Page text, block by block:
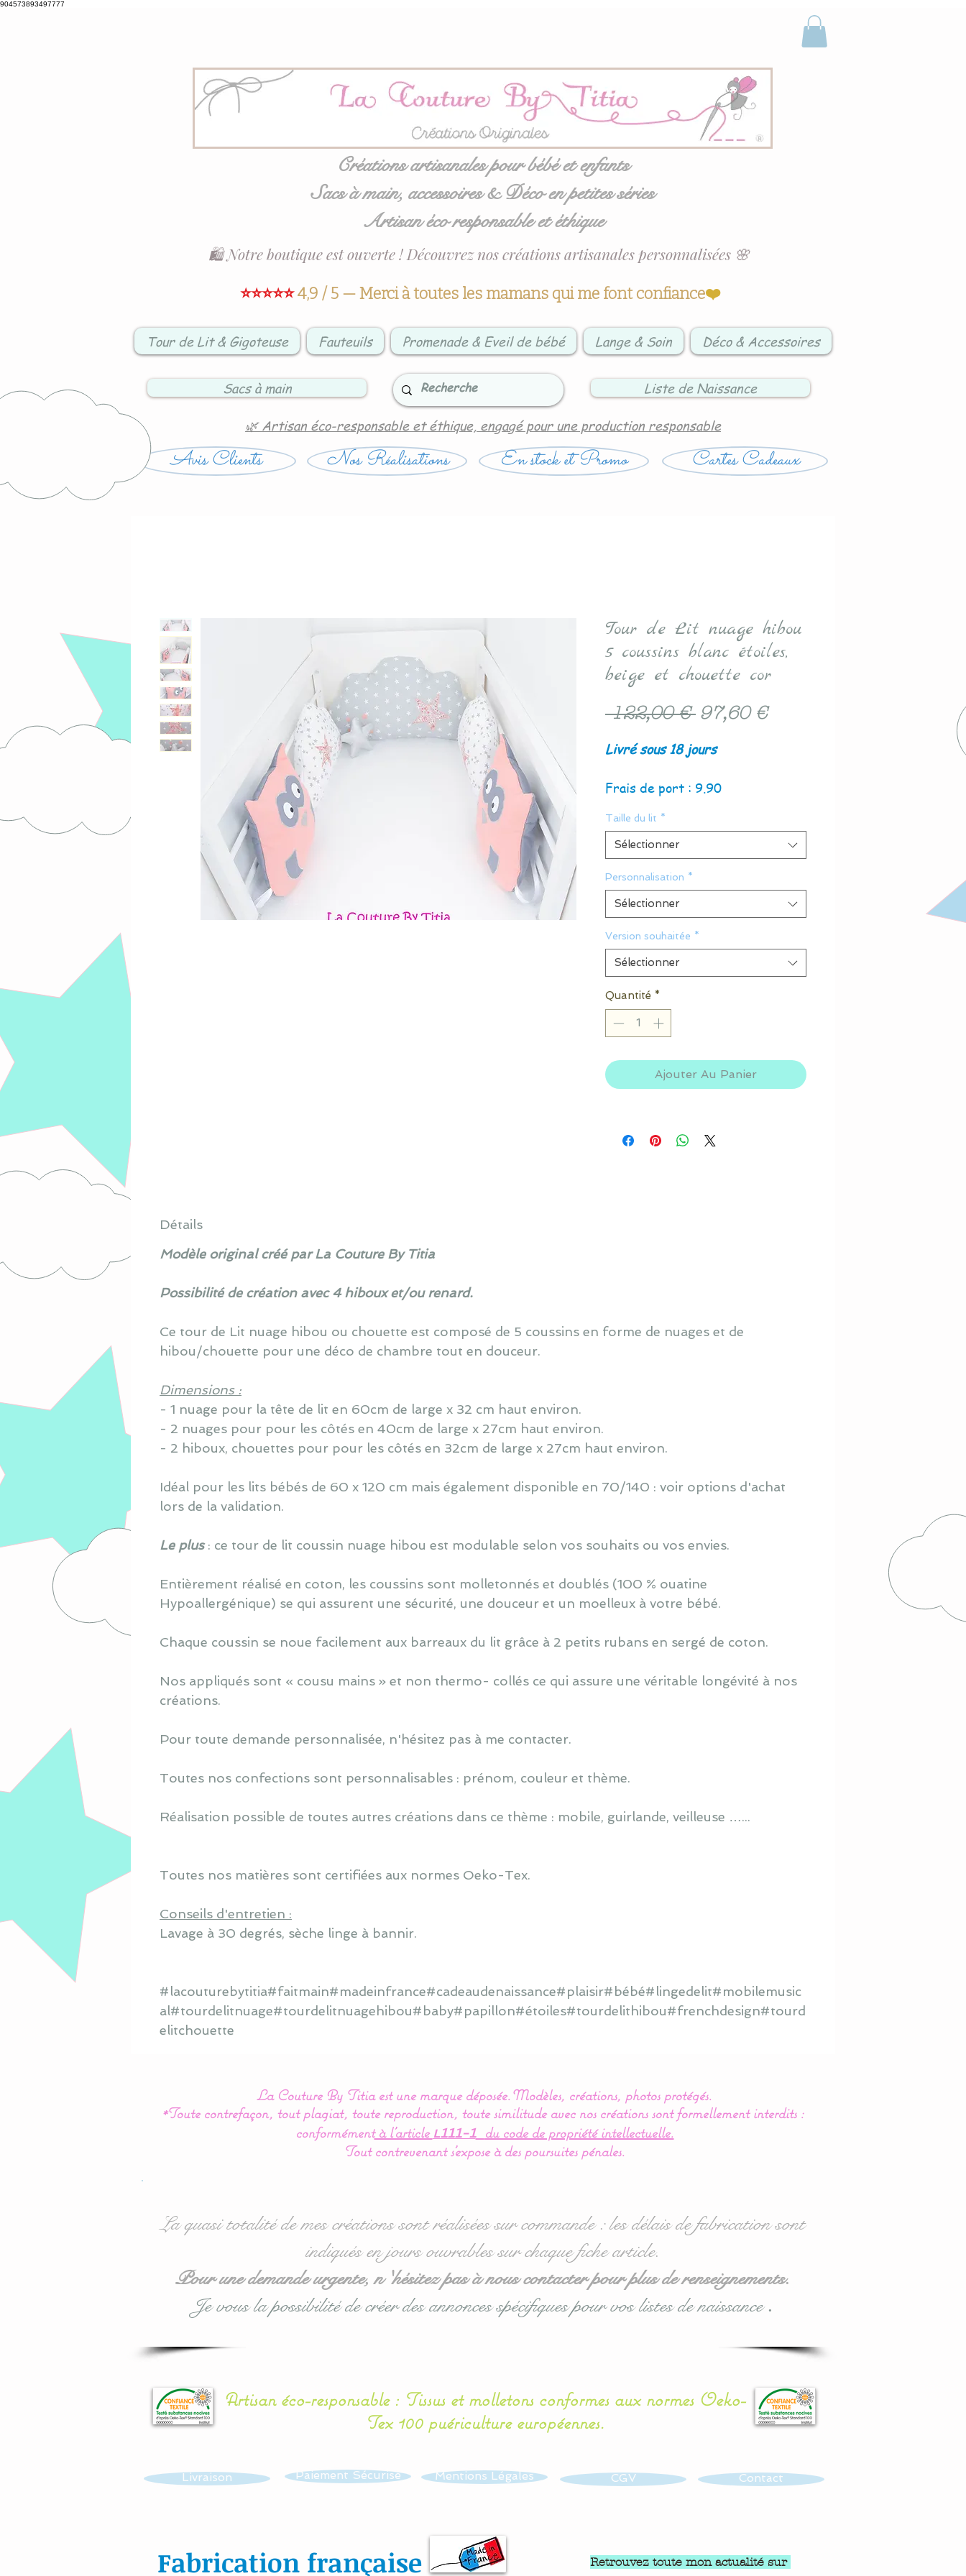
904573893497777
Créations artisanales pour bébé et enfants
Sacs à main, accessoires & Déco en petites séries
Artisan éco responsable et éthique
⭐⭐⭐⭐⭐4,9 / 5 — Merci à toutes les mamans qui me font confiance❤️
🛍️ Notre boutique est ouverte ! Découvrez nos créations artisanales personnalisées 🌸
Tour de Lit & Gigoteuse Fauteuils Promenade & Eveil de bébé Lange & Soin Déco & Accessoires
Sacs à main Liste de Naissance
🌿 Artisan éco-responsable et éthique, engagé pour une production responsable
Avis Clients Nos Réalisations En stock et Promo Cartes Cadeaux
Tour de Lit nuage hibou
5 coussins blanc étoiles,
beige et chouette cor
122,00 € Prix
97,60 €Prix
Livré sous 18 jours
Frais de port : 9.90
Taille du lit *
Sélectionner
Personnalisation *
Sélectionner
Version souhaitée *
Sélectionner
Quantité *
Ajouter Au Panier
Détails
Modèle original créé par La Couture By Titia
Possibilité de création avec 4 hiboux et/ou renard.
Ce tour de Lit nuage hibou ou chouette est composé de 5 coussins en forme de nuages et de
hibou/chouette pour une déco de chambre tout en douceur.
Dimensions :
- 1 nuage pour la tête de lit en 60cm de large x 32 cm haut environ.
- 2 nuages pour pour les côtés en 40cm de large x 27cm haut environ.
- 2 hiboux, chouettes pour pour les côtés en 32cm de large x 27cm haut environ.
Idéal pour les lits bébés de 60 x 120 cm mais également disponible en 70/140 : voir options d'achat
lors de la validation.
Le plus: ce tour de lit coussin nuage hibou est modulable selon vos souhaits ou vos envies.
Entièrement réalisé en coton, les coussins sont molletonnés et doublés (100 % ouatine
Hypoallergénique) se qui assurent une sécurité, une douceur et un moelleux à votre bébé.
Chaque coussin se noue facilement aux barreaux du lit grâce à 2 petits rubans en sergé de coton.
Nos appliqués sont « cousu mains » et non thermo- collés ce qui assure une véritable longévité à nos
créations.
Pour toute demande personnalisée, n'hésitez pas à me contacter.
Toutes nos confections sont personnalisables : prénom, couleur et thème.
Réalisation possible de toutes autres créations dans ce thème : mobile, guirlande, veilleuse …...
Toutes nos matières sont certifiées aux normes Oeko-Tex.
Conseils d'entretien :
Lavage à 30 degrés, sèche linge à bannir.
#lacouturebytitia#faitmain#madeinfrance#cadeaudenaissance#plaisir#bébé#lingedelit#mobilemusic
al#tourdelitnuage#tourdelitnuagehibou#baby#papillon#étoiles#tourdelithibou#frenchdesign#tourd
elitchouette
La Couture By Titia est une marque déposée. Modèles, créations, photos protégés.
*Toute contrefaçon, tout plagiat, toute reproduction, toute similitude avec nos créations sont formellement interdits :
conformémentà l’article L111-1
du code de propriété intellectuelle.
Tout contrevenant s'expose à des poursuites pénales.
La quasi totalité de mes créations sont réalisées sur commande : les délais de fabrication sont
indiqués en jours ouvrables sur chaque fiche article.
Pour une demande urgente, n 'hésitez pas à nous contacter pour plus de renseignements.
Je vous la possibilité de créer des annonces spécifiques pour vos listes de naissance.
Artisan éco-responsable : Tissus et molletons conformes aux normes Oeko-
Tex 100 puériculture européennes.
Livraison Paiement Sécurisé Mentions Légales
Fabrication française
CGV Contact
Retrouvez toute mon actualité sur